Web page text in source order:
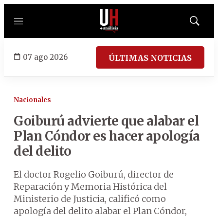
Menú
Mostrar
07 ago 2026 ÚLTIMAS NOTICIAS
Nacionales
Goiburú advierte que alabar el
Plan Cóndor es hacer apología
del delito
El doctor Rogelio Goiburú, director de
Reparación y Memoria Histórica del
Ministerio de Justicia, calificó como
apología del delito alabar el Plan Cóndor,